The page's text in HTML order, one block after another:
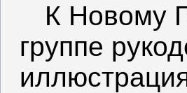
К Новому
группе